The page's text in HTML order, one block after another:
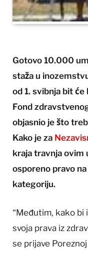
Gotovo 10.000
staža u
od 1. svibnja bit
Fond
objasnio je što
Kako je za
kraja travnja ovim
osporeno pravo
kategoriju.
“Međutim, kako
svoja prava iz
se prijave